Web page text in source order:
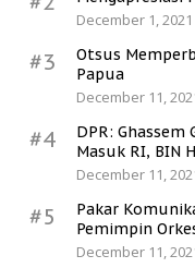
December 1, 2021
#3
Otsus
Papua
December 11,
#4
DPR:
Masuk RI, BIN
December 11,
#5
Pakar
Pemimpin
December 11,